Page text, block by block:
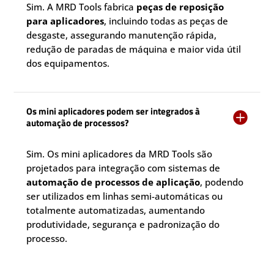
Sim. A MRD Tools fabrica peças de reposição
para aplicadores, incluindo todas as peças de
desgaste, assegurando manutenção rápida,
redução de paradas de máquina e maior vida útil
dos equipamentos.
Os mini aplicadores podem ser integrados à
automação de processos?

Sim. Os mini aplicadores da MRD Tools são
projetados para integração com sistemas de
automação de processos de aplicação, podendo
ser utilizados em linhas semi-automáticas ou
totalmente automatizadas, aumentando
produtividade, segurança e padronização do
processo.